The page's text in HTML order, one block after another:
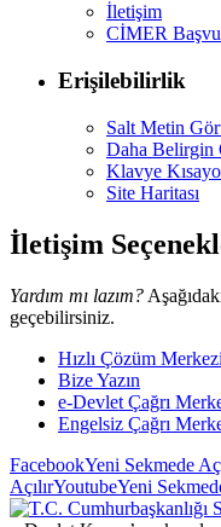
İletişim
CİMER
Erişilebilirlik
Salt Metin
Daha Belirgin
Klavye
Site Haritası
İletişim
Yardım mı lazım?
geçebilirsiniz.
Hızlı Çözüm Merkezi
Bize Yazın
e-Devlet Çağrı
Engelsiz Çağrı
FacebookYeni Sekmede
AçılırYoutubeYeni